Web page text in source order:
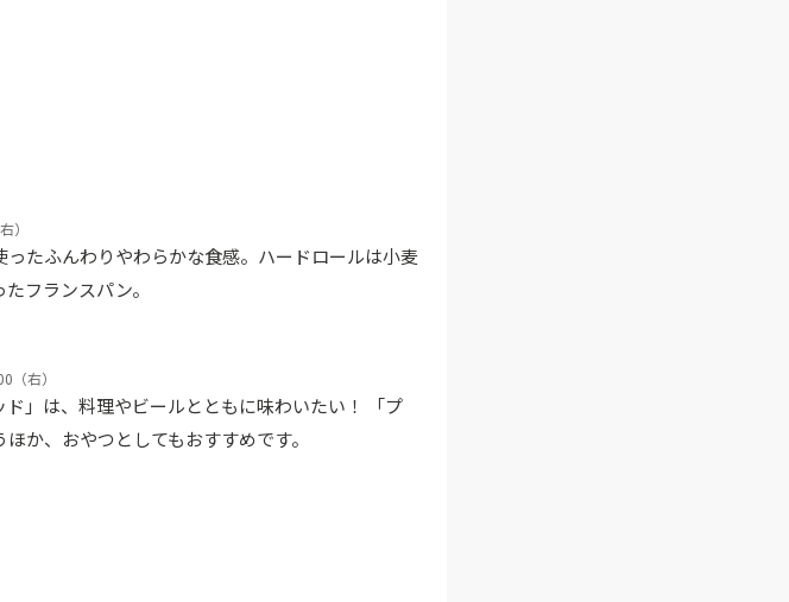
）
ったふんわりやわらかな食感。ハードロールは小麦
フランスパン。
（右）
」は、料理やビールとともに味わいたい！ 「プ
か、おやつとしてもおすすめです。